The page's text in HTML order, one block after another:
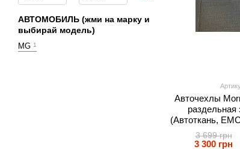
Авточехлы
раздельная
(Автоткань,
3 699 грн
3 300 грн
АВТОМОБИЛЬ (жми на марку и
выбирай модель)
MG 1